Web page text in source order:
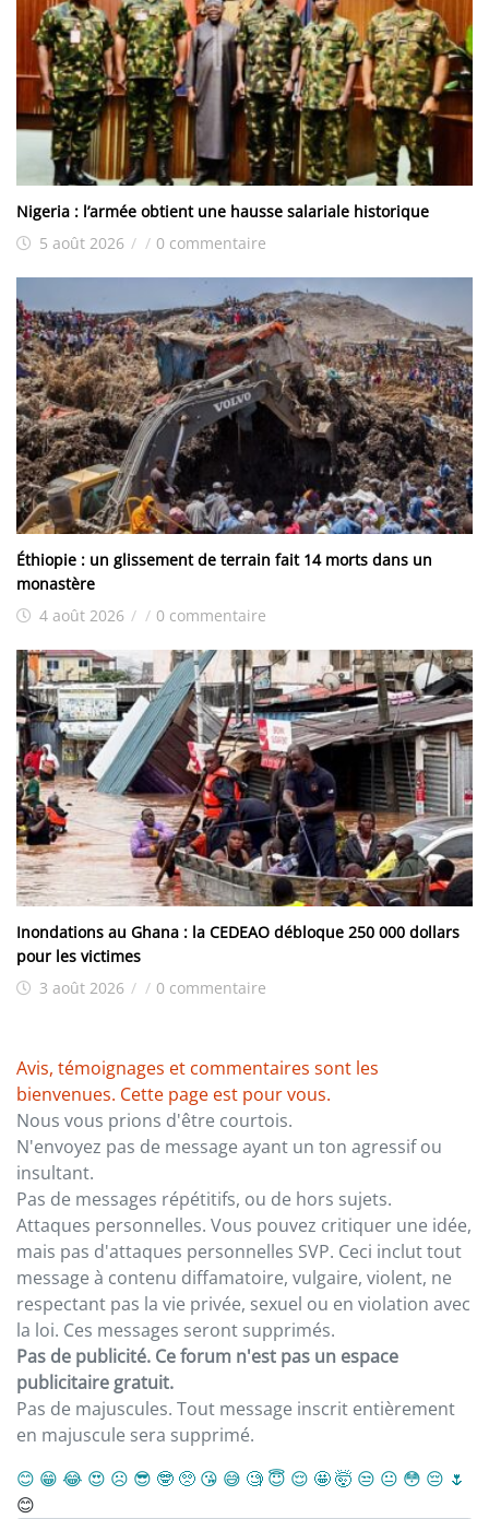
Nigeria : l’armée obtient une hausse salariale historique
5 août 2026 / / 0 commentaire
Éthiopie : un glissement de terrain fait 14 morts dans un
monastère
4 août 2026 / / 0 commentaire
Inondations au Ghana : la CEDEAO débloque 250 000 dollars
pour les victimes
3 août 2026 / / 0 commentaire
Avis, témoignages et commentaires sont les
bienvenues. Cette page est pour vous.
Nous vous prions d'être courtois.
N'envoyez pas de message ayant un ton agressif ou
insultant.
Pas de messages répétitifs, ou de hors sujets.
Attaques personnelles. Vous pouvez critiquer une idée,
mais pas d'attaques personnelles SVP. Ceci inclut tout
message à contenu diffamatoire, vulgaire, violent, ne
respectant pas la vie privée, sexuel ou en violation avec
la loi. Ces messages seront supprimés.
Pas de publicité. Ce forum n'est pas un espace
publicitaire gratuit.
Pas de majuscules. Tout message inscrit entièrement
en majuscule sera supprimé.
😊 😁 😂 😍 ☹️ 😎 🤓 🥺 😘 😅 🧐 😇 😌 🤩🤯 😒 😐 😳 😔 🌷
😊